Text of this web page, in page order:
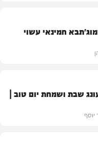
חמינאי עשוי
שבת ושמחת יום טוב |
יוסף